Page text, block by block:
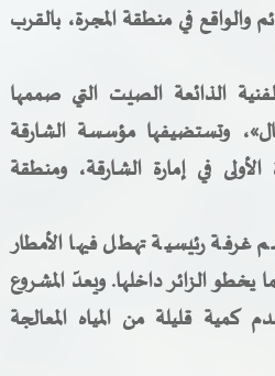
والواقع في منطقة المجرة، بالقرب
الذائعة الصيت التي صممها
وتستضيفها مؤسسة الشارقة
في إمارة الشارقة، ومنطقة
رئيسية تهطل فيها الأمطار
الزائر داخلها. ويعدّ المشروع
كمية قليلة من المياه المعالجة